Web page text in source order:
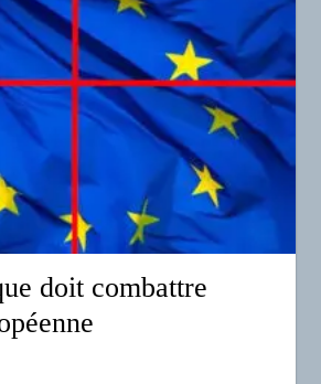
doit combattre